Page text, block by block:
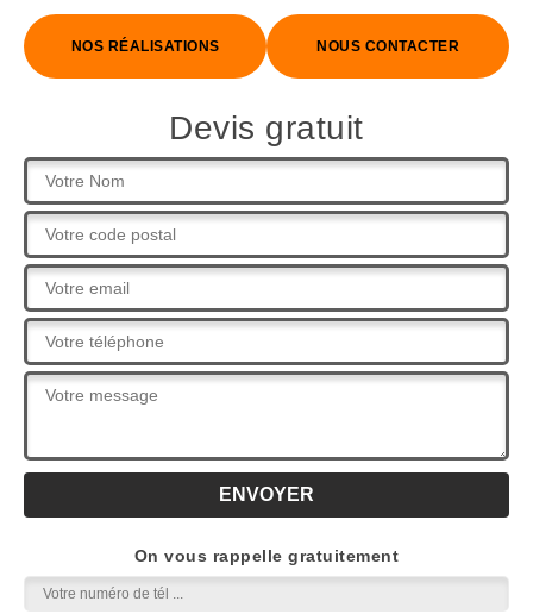
NOS RÉALISATIONS NOUS CONTACTER
Devis gratuit
On vous rappelle gratuitement